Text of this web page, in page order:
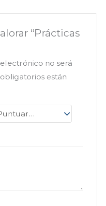
“Prácticas
no será
están